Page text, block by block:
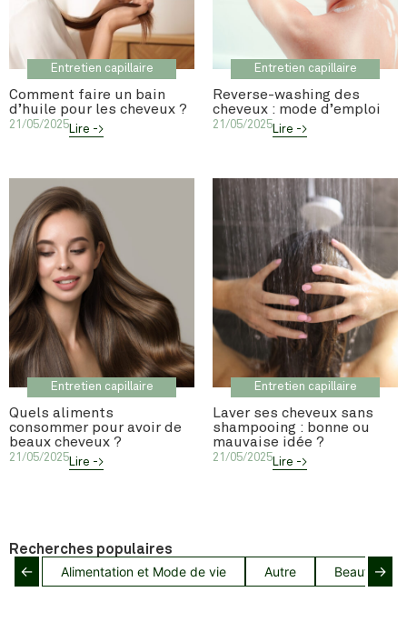
Entretien capillaire
Comment faire un bain
d’huile pour les cheveux ?
21/05/2025Lire ->
Entretien capillaire
Reverse-washing des
cheveux : mode d’emploi
21/05/2025Lire ->
Entretien capillaire
Quels aliments
consommer pour avoir de
beaux cheveux ?
21/05/2025Lire ->
Entretien capillaire
Laver ses cheveux sans
shampooing : bonne ou
mauvaise idée ?
21/05/2025Lire ->
Recherches populaires
← Alimentation et Mode de vie Autre Beauté→